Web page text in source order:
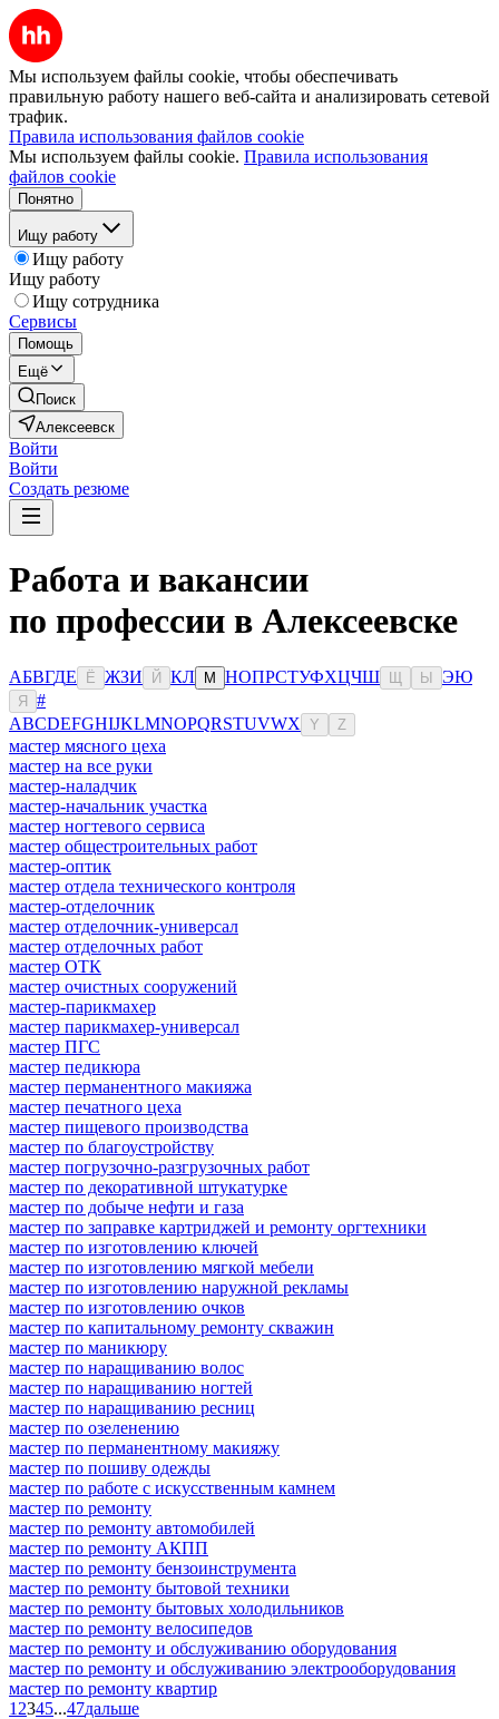
Мы используем файлы cookie, чтобы обеспечивать
правильную работу нашего веб-сайта и анализировать сетевой
трафик.
Правила использования файлов cookie
Мы используем файлы cookie. Правила использования
файлов cookie
Понятно
Ищу работу
Ищу работу
Ищу работу
Ищу сотрудника
Сервисы
Помощь
Ещё
Поиск
Алексеевск
Войти
Войти
Создать резюме
Работа и вакансии
по профессии в Алексеевске
АБВГДЕ Ё ЖЗИ Й КЛ М НОПРСТУФХЦЧШ Ы ЭЮ
Я
#
ABCDEFGHIJKLMNOPQRSTUVWX Y Z
мастер мясного цеха
мастер на все руки
мастер-наладчик
мастер-начальник участка
мастер ногтевого сервиса
мастер общестроительных работ
мастер-оптик
мастер отдела технического контроля
мастер-отделочник
мастер отделочник-универсал
мастер отделочных работ
мастер ОТК
мастер очистных сооружений
мастер-парикмахер
мастер парикмахер-универсал
мастер ПГС
мастер педикюра
мастер перманентного макияжа
мастер печатного цеха
мастер пищевого производства
мастер по благоустройству
мастер погрузочно-разгрузочных работ
мастер по декоративной штукатурке
мастер по добыче нефти и газа
мастер по заправке картриджей и ремонту оргтехники
мастер по изготовлению ключей
мастер по изготовлению мягкой мебели
мастер по изготовлению наружной рекламы
мастер по изготовлению очков
мастер по капитальному ремонту скважин
мастер по маникюру
мастер по наращиванию волос
мастер по наращиванию ногтей
мастер по наращиванию ресниц
мастер по озеленению
мастер по перманентному макияжу
мастер по пошиву одежды
мастер по работе с искусственным камнем
мастер по ремонту
мастер по ремонту автомобилей
мастер по ремонту АКПП
мастер по ремонту бензоинструмента
мастер по ремонту бытовой техники
мастер по ремонту бытовых холодильников
мастер по ремонту велосипедов
мастер по ремонту и обслуживанию оборудования
мастер по ремонту и обслуживанию электрооборудования
мастер по ремонту квартир
1 2345...47дальше